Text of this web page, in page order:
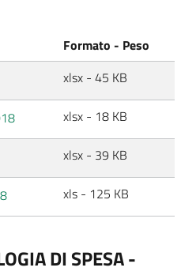
Formato - Peso
xlsx - 45 KB
xlsx - 18 KB
xlsx - 39 KB
xls - 125 KB
DI SPESA -